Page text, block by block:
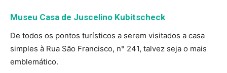
Museu Casa de Juscelino Kubitscheck
De todos os pontos turísticos a serem visitados a casa
simples à Rua São Francisco, n° 241, talvez seja o mais
emblemático.